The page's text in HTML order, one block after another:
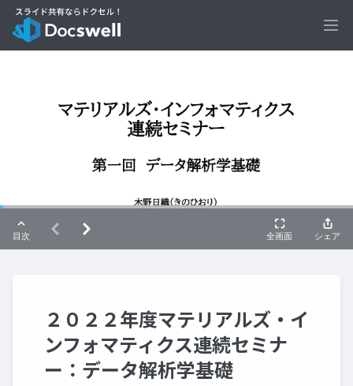
２０２２年度マテリアルズ・イ
ンフォマティクス連続セミナ
ー：データ解析学基礎